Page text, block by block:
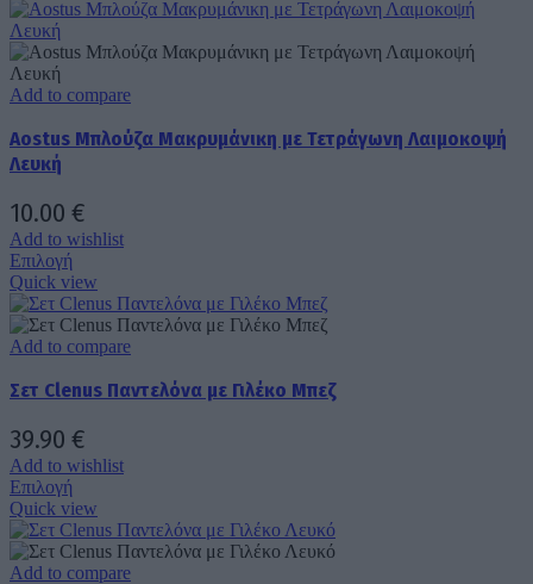
του
προϊόν
πολλαπλές
Οι
μπορούν
στη
σελίδα
του
προϊόντος
Add to compare
Aostus Μπλούζα Μακρυμάνικη με Τετράγωνη Λαιμοκοψή
Λευκή
10.00 €
Add to wishlist
Επιλογή
το
προϊόν
έχει
πολλαπλές
Οι
μπορούν
να
επιλεγούν
στη
σελίδα
του
προϊόντος
Quick view
Add to compare
Σετ Clenus Παντελόνα με Γιλέκο Μπεζ
39.90 €
Add to wishlist
Επιλογή
το
προϊόν
έχει
πολλαπλές
Quick view
Add to compare